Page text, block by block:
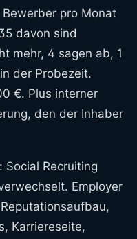
pro Monat
davon sind
mehr, 4 sagen ab, 1
der Probezeit.
€. Plus interner
den der Inhaber
Social Recruiting
Employer
Karriereseite,